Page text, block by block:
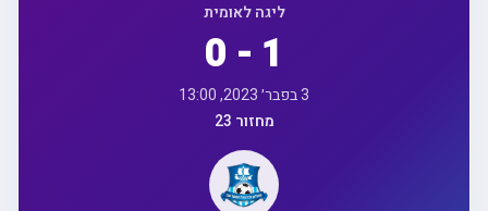
ליגה לאומית
0 - 1
מחזור 23